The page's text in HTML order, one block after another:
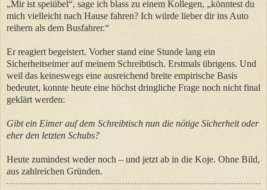
„Mir ist speiübel“, sage ich blass zu einem Kollegen, „könntest du
mich vielleicht nach Hause fahren? Ich würde lieber dir ins Auto
reihern als dem Busfahrer.“
Er reagiert begeistert. Vorher stand eine Stunde lang ein
Sicherheitseimer auf meinem Schreibtisch. Erstmals übrigens. Und
weil das keineswegs eine ausreichend breite empirische Basis
bedeutet, konnte heute eine höchst dringliche Frage noch nicht final
geklärt werden:
Gibt ein Eimer auf dem Schreibtisch nun die nötige Sicherheit oder
eher den letzten Schubs?
Heute zumindest weder noch – und jetzt ab in die Koje. Ohne Bild,
aus zahlreichen Gründen.